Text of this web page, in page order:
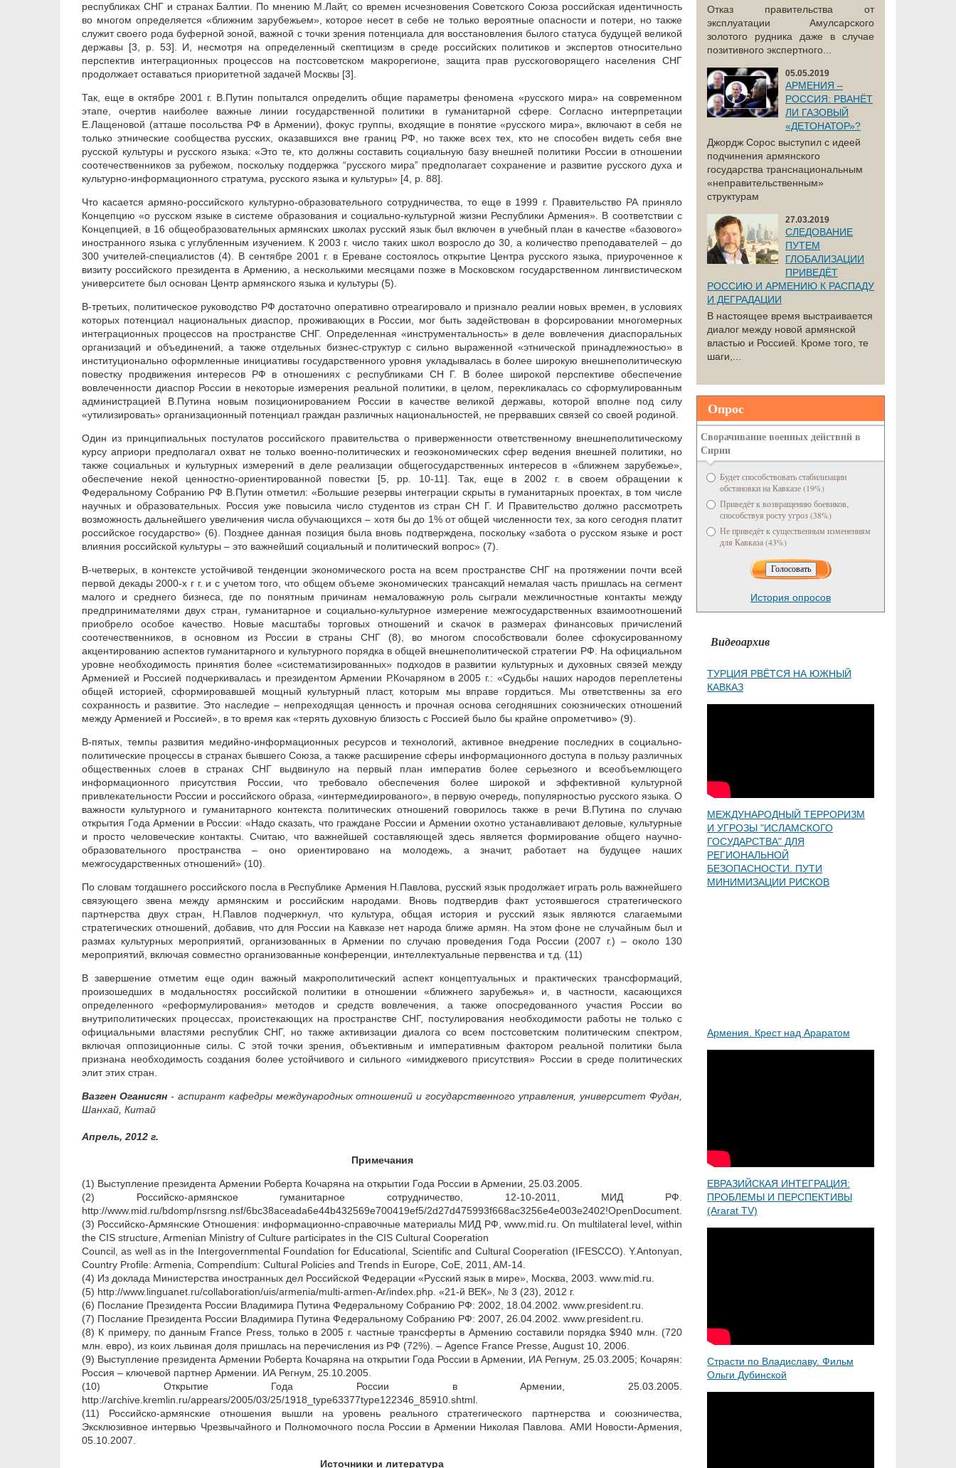
республиках СНГ и странах Балтии. По мнению М.Лайт, со времен исчезновения Советского Союза российская идентичность
во многом определяется «ближним зарубежьем», которое несет в себе не только вероятные опасности и потери, но также
служит своего рода буферной зоной, важной с точки зрения потенциала для восстановления былого статуса будущей великой
державы [3, p. 53]. И, несмотря на определенный скептицизм в среде российских политиков и экспертов относительно
перспектив интеграционных процессов на постсоветском макрорегионе, защита прав русскоговорящего населения СНГ
продолжает оставаться приоритетной задачей Москвы [3].
Так, еще в октябре 2001 г. В.Путин попытался определить общие параметры феномена «русского мира» на современном
этапе, очертив наиболее важные линии государственной политики в гуманитарной сфере. Согласно интерпретации
Е.Лащеновой (атташе посольства РФ в Армении), фокус группы, входящие в понятие «русского мира», включают в себя не
только этнические сообщества русских, оказавшихся вне границ РФ, но также всех тех, кто не способен видеть себя вне
русской культуры и русского языка: «Это те, кто должны составить социальную базу внешней политики России в отношении
соотечественников за рубежом, поскольку поддержка “русского мира” предполагает сохранение и развитие русского духа и
культурно-информационного стратума, русского языка и культуры» [4, p. 88].
Что касается армяно-российского культурно-образовательного сотрудничества, то еще в 1999 г. Правительство РА приняло
Концепцию «о русском языке в системе образования и социально-культурной жизни Республики Армения». В соответствии с
Концепцией, в 16 общеобразовательных армянских школах русский язык был включен в учебный план в качестве «базового»
иностранного языка с углубленным изучением. К 2003 г. число таких школ возросло до 30, а количество преподавателей – до
300 учителей-специалистов (4). В сентябре 2001 г. в Ереване состоялось открытие Центра русского языка, приуроченное к
визиту российского президента в Армению, а несколькими месяцами позже в Московском государственном лингвистическом
университете был основан Центр армянского языка и культуры (5).
В-третьих, политическое руководство РФ достаточно оперативно отреагировало и признало реалии новых времен, в условиях
которых потенциал национальных диаспор, проживающих в России, мог быть задействован в форсировании многомерных
интеграционных процессов на пространстве СНГ. Определенная «инструментальность» в деле вовлечения диаспоральных
организаций и объединений, а также отдельных бизнес-структур с сильно выраженной «этнической принадлежностью» в
институционально оформленные инициативы государственного уровня укладывалась в более широкую внешнеполитическую
повестку продвижения интересов РФ в отношениях с республиками СН Г. В более широкой перспективе обеспечение
вовлеченности диаспор России в некоторые измерения реальной политики, в целом, перекликалась со сформулированным
администрацией В.Путина новым позиционированием России в качестве великой державы, которой вполне под силу
«утилизировать» организационный потенциал граждан различных национальностей, не прервавших связей со своей родиной.
Один из принципиальных постулатов российского правительства о приверженности ответственному внешнеполитическому
курсу априори предполагал охват не только военно-политических и геоэкономических сфер ведения внешней политики, но
также социальных и культурных измерений в деле реализации общегосударственных интересов в «ближнем зарубежье»,
обеспечение некой ценностно-ориентированной повестки [5, рр. 10-11]. Так, еще в 2002 г. в своем обращении к
Федеральному Собранию РФ В.Путин отметил: «Большие резервы интеграции скрыты в гуманитарных проектах, в том числе
научных и образовательных. Россия уже повысила число студентов из стран СН Г. И Правительство должно рассмотреть
возможность дальнейшего увеличения числа обучающихся – хотя бы до 1% от общей численности тех, за кого сегодня платит
российское государство» (6). Позднее данная позиция была вновь подтверждена, поскольку «забота о русском языке и рост
влияния российской культуры – это важнейший социальный и политический вопрос» (7).
В-четверых, в контексте устойчивой тенденции экономического роста на всем пространстве СНГ на протяжении почти всей
первой декады 2000-х г г. и с учетом того, что общем объеме экономических трансакций немалая часть пришлась на сегмент
малого и среднего бизнеса, где по понятным причинам немаловажную роль сыграли межличностные контакты между
предпринимателями двух стран, гуманитарное и социально-культурное измерение межгосударственных взаимоотношений
приобрело особое качество. Новые масштабы торговых отношений и скачок в размерах финансовых причислений
соотечественников, в основном из России в страны СНГ (8), во многом способствовали более сфокусированному
акцентированию аспектов гуманитарного и культурного порядка в общей внешнеполитической стратегии РФ. На официальном
уровне необходимость принятия более «систематизированных» подходов в развитии культурных и духовных связей между
Арменией и Россией подчеркивалась и президентом Армении Р.Кочаряном в 2005 г.: «Судьбы наших народов переплетены
общей историей, сформировавшей мощный культурный пласт, которым мы вправе гордиться. Мы ответственны за его
сохранность и развитие. Это наследие – непреходящая ценность и прочная основа сегодняшних союзнических отношений
между Арменией и Россией», в то время как «терять духовную близость с Россией было бы крайне опрометчиво» (9).
В-пятых, темпы развития медийно-информационных ресурсов и технологий, активное внедрение последних в социально-
политические процессы в странах бывшего Союза, а также расширение сферы информационного доступа в пользу различных
общественных слоев в странах СНГ выдвинуло на первый план императив более серьезного и всеобъемлющего
информационного присутствия России, что требовало обеспечения более широкой и эффективной культурной
привлекательности России и российского образа, «интермедиированого», в первую очередь, популярностью русского языка. О
важности культурного и гуманитарного контекста политических отношений говорилось также в речи В.Путина по случаю
открытия Года Армении в России: «Надо сказать, что граждане России и Армении охотно устанавливают деловые, культурные
и просто человеческие контакты. Считаю, что важнейшей составляющей здесь является формирование общего научно-
образовательного пространства – оно ориентировано на молодежь, а значит, работает на будущее наших
межгосударственных отношений» (10).
По словам тогдашнего российского посла в Республике Армения Н.Павлова, русский язык продолжает играть роль важнейшего
связующего звена между армянским и российским народами. Вновь подтвердив факт устоявшегося стратегического
партнерства двух стран, Н.Павлов подчеркнул, что культура, общая история и русский язык являются слагаемыми
стратегических отношений, добавив, что для России на Кавказе нет народа ближе армян. На этом фоне не случайным был и
размах культурных мероприятий, организованных в Армении по случаю проведения Года России (2007 г.) – около 130
мероприятий, включая совместно организованные конференции, интеллектуальные первенства и т.д. (11)
В завершение отметим еще один важный макрополитический аспект концептуальных и практических трансформаций,
произошедших в модальностях российской политики в отношении «ближнего зарубежья» и, в частности, касающихся
определенного «реформулирования» методов и средств вовлечения, а также опосредованного участия России во
внутриполитических процессах, проистекающих на пространстве СНГ, постулирования необходимости работы не только с
официальными властями республик СНГ, но также активизации диалога со всем постсоветским политическим спектром,
включая оппозиционные силы. С этой точки зрения, объективным и императивным фактором реальной политики была
признана необходимость создания более устойчивого и сильного «имиджевого присутствия» России в среде политических
элит этих стран.
Вазген Оганисян- аспирант кафедры международных отношений и государственного управления, университет Фудан,
Шанхай, Китай
Апрель, 2012 г.
Примечания
(1) Выступление президента Армении Роберта Кочаряна на открытии Года России в Армении, 25.03.2005.
(2) Российско-армянское гуманитарное сотрудничество, 12-10-2011, МИД РФ.
http://www.mid.ru/bdomp/nsrsng.nsf/6bc38aceada6e44b432569e700419ef5/2d27d475993f668ac3256e4e003e2402!OpenDocument.
(3) Российско-Армянские Отношения: информационно-справочные материалы МИД РФ, www.mid.ru. On multilateral level, within
the CIS structure, Armenian Ministry of Culture participates in the CIS Cultural Cooperation
Council, as well as in the Intergovernmental Foundation for Educational, Scientific and Cultural Cooperation (IFESCCO). Y.Antonyan,
Country Profile: Armenia, Compendium: Cultural Policies and Trends in Europe, CoE, 2011, AM-14.
(4) Из доклада Министерства иностранных дел Российской Федерации «Русский язык в мире», Москва, 2003. www.mid.ru.
(5) http://www.linguanet.ru/collaboration/uis/armenia/multi-armen-Ar/index.php. «21-й ВЕК», № 3 (23), 2012 г.
(6) Послание Президента России Владимира Путина Федеральному Собранию РФ: 2002, 18.04.2002. www.president.ru.
(7) Послание Президента России Владимира Путина Федеральному Собранию РФ: 2007, 26.04.2002. www.president.ru.
(8) К примеру, по данным France Press, только в 2005 г. частные трансферты в Армению составили порядка $940 млн. (720
млн. евро), из коих львиная доля пришлась на перечисления из РФ (72%). – Agence France Presse, August 10, 2006.
(9) Выступление президента Армении Роберта Кочаряна на открытии Года России в Армении, ИА Регнум, 25.03.2005; Кочарян:
Россия – ключевой партнер Армении. ИА Регнум, 25.10.2005.
(10) Открытие Года России в Армении, 25.03.2005.
http://archive.kremlin.ru/appears/2005/03/25/1918_type63377type122346_85910.shtml.
(11) Российско-армянские отношения вышли на уровень реального стратегического партнерства и союзничества,
Эксклюзивное интервью Чрезвычайного и Полномочного посла России в Армении Николая Павлова. АМИ Новости-Армения,
05.10.2007.
Источники и литература
Отказ правительства от
эксплуатации Амулсарского
золотого рудника даже в случае
позитивного экспертного...
05.05.2019
АРМЕНИЯ –
РОССИЯ: РВАНЁТ
ЛИ ГАЗОВЫЙ
«ДЕТОНАТОР»?
Джордж Сорос выступил с идеей
подчинения армянского
государства транснациональным
«неправительственным»
структурам
27.03.2019
СЛЕДОВАНИЕ
ПУТЕМ
ГЛОБАЛИЗАЦИИ
ПРИВЕДЁТ
РОССИЮ И АРМЕНИЮ К РАСПАДУ
И ДЕГРАДАЦИИ
В настоящее время выстраивается
диалог между новой армянской
властью и Россией. Кроме того, те
шаги,...
Опрос
Сворачивание военных действий в
Сирии
Будет способствовать стабилизации
обстановки на Кавказе (19%)
Приведёт к возвращению боевиков,
способствуя росту угроз (38%)
Не приведёт к существенным изменениям
для Кавказа (43%)
История опросов
Видеоархив
ТУРЦИЯ РВЁТСЯ НА ЮЖНЫЙ
КАВКАЗ
МЕЖДУНАРОДНЫЙ ТЕРРОРИЗМ
И УГРОЗЫ "ИСЛАМСКОГО
ГОСУДАРСТВА" ДЛЯ
РЕГИОНАЛЬНОЙ
БЕЗОПАСНОСТИ. ПУТИ
МИНИМИЗАЦИИ РИСКОВ
Армения. Крест над Араратом
ЕВРАЗИЙСКАЯ ИНТЕГРАЦИЯ:
ПРОБЛЕМЫ И ПЕРСПЕКТИВЫ
(Ararat TV)
Страсти по Владиславу. Фильм
Ольги Дубинской